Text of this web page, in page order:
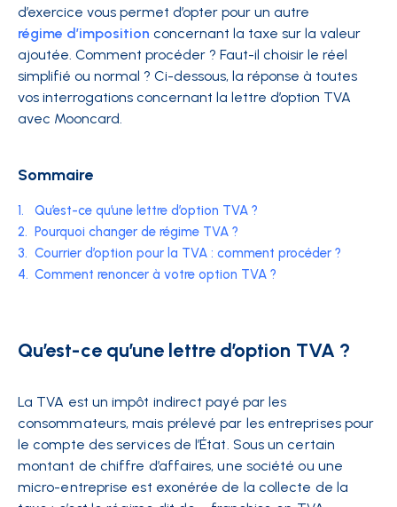
d’exercice vous permet d’opter pour un autre
régime d’imposition concernant la taxe sur la valeur
ajoutée. Comment procéder ? Faut-il choisir le réel
simplifié ou normal ? Ci-dessous, la réponse à toutes
vos interrogations concernant la lettre d’option TVA
avec Mooncard.
Sommaire
1.
Qu’est-ce qu’une lettre d’option TVA ?
2. Pourquoi changer de régime TVA ?
3. Courrier d’option pour la TVA : comment procéder ?
4. Comment renoncer à votre option TVA ?
Qu’est-ce qu’une lettre d’option TVA ?
La TVA est un impôt indirect payé par les
consommateurs, mais prélevé par les entreprises pour
le compte des services de l’État. Sous un certain
montant de chiffre d’affaires, une société ou une
micro-entreprise est exonérée de la collecte de la